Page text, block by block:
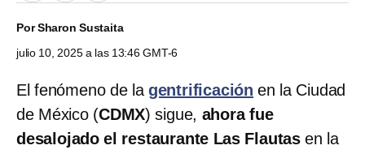
PorSharon Sustaita
julio 10, 2025 a las 13:46 GMT-6
El fenómeno de la gentrificación en la Ciudad
de México (CDMX) sigue, ahora fue
desalojado el restaurante Las Flautas en la